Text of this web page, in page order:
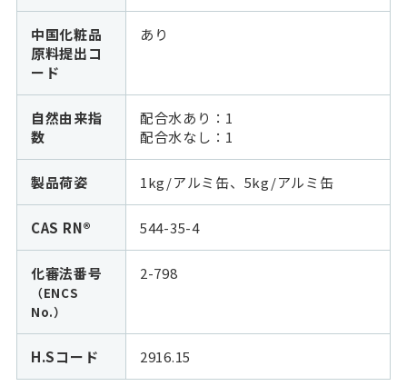
中国化粧品
原料提出コ
ード
あり
自然由来指
数
配合水あり：1
配合水なし： 1
製品荷姿 1kg/アルミ缶、5kg/アルミ缶
CAS RN® 544-35-4
化審法番号
（ENCS
No.）
2-798
H.Sコード 2916.15